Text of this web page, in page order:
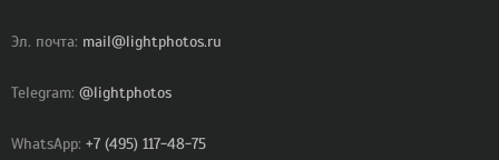
Эл. почта: mail@lightphotos.ru
Telegram: @lightphotos
WhatsApp: +7 (495) 117-48-75